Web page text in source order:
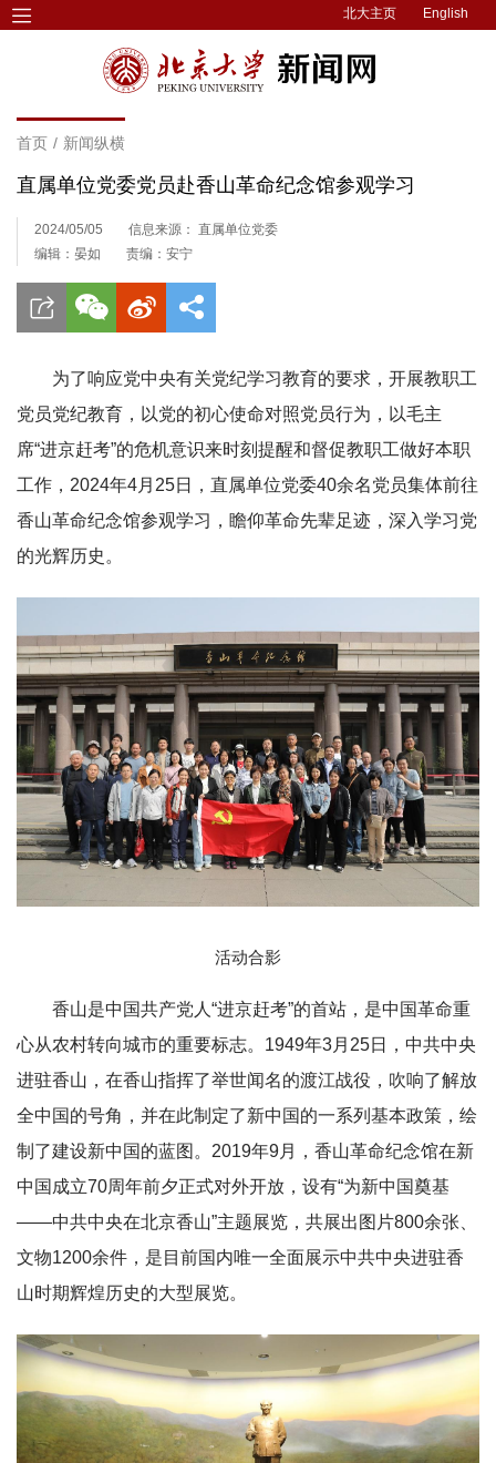
北大主页 English
首页 / 新闻纵横
直属单位党委党员赴香山革命纪念馆参观学习
2024/05/05
信息来源： 直属单位党委
编辑：晏如
责编：安宁
为了响应党中央有关党纪学习教育的要求，开展教职工
党员党纪教育，以党的初心使命对照党员行为，以毛主
席“进京赶考”的危机意识来时刻提醒和督促教职工做好本职
工作，2024年4月25日，直属单位党委40余名党员集体前往
香山革命纪念馆参观学习，瞻仰革命先辈足迹，深入学习党
的光辉历史。
活动合影
香山是中国共产党人“进京赶考”的首站，是中国革命重
心从农村转向城市的重要标志。1949年3月25日，中共中央
进驻香山，在香山指挥了举世闻名的渡江战役，吹响了解放
全中国的号角，并在此制定了新中国的一系列基本政策，绘
制了建设新中国的蓝图。2019年9月，香山革命纪念馆在新
中国成立70周年前夕正式对外开放，设有“为新中国奠基
——中共中央在北京香山”主题展览，共展出图片800余张、
文物1200余件，是目前国内唯一全面展示中共中央进驻香
山时期辉煌历史的大型展览。